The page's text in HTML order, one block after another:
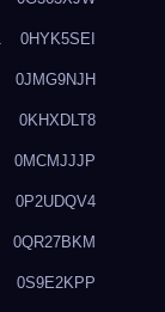
0HYK5SEI
0JMG9NJH
0KHXDLT8
0MCMJJJP
0P2UDQV4
0QR27BKM
0S9E2KPP